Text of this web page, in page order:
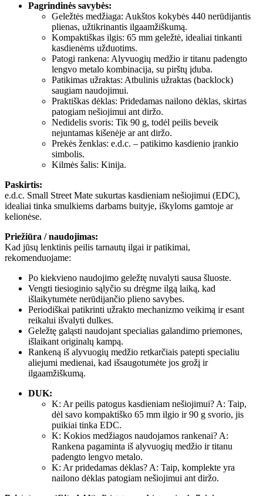
Pagrindinės savybės:
Geležtės medžiaga: Aukštos kokybės 440 nerūdijantis
plienas, užtikrinantis ilgaamžiškumą.
Kompaktiškas ilgis: 65 mm geležtė, idealiai tinkanti
kasdienėms užduotims.
Patogi rankena: Alyvuogių medžio ir titanu padengto
lengvo metalo kombinacija, su pirštų įduba.
Patikimas užraktas: Atbulinis užraktas (backlock)
saugiam naudojimui.
Praktiškas dėklas: Pridedamas nailono dėklas, skirtas
patogiam nešiojimui ant diržo.
Nedidelis svoris: Tik 90 g, todėl peilis beveik
nejuntamas kišenėje ar ant diržo.
Prekės ženklas: e.d.c. – patikimo kasdienio įrankio
simbolis.
Kilmės šalis: Kinija.
Paskirtis:
e.d.c. Small Street Mate sukurtas kasdieniam nešiojimui (EDC),
idealiai tinka smulkiems darbams buityje, iškyloms gamtoje ar
kelionėse.
Priežiūra / naudojimas:
Kad jūsų lenktinis peilis tarnautų ilgai ir patikimai,
rekomenduojame:
Po kiekvieno naudojimo geležtę nuvalyti sausa šluoste.
Vengti tiesioginio sąlyčio su drėgme ilgą laiką, kad
išlaikytumėte nerūdijančio plieno savybes.
Periodiškai patikrinti užrakto mechanizmo veikimą ir esant
reikalui išvalyti dulkes.
Geležtę galąsti naudojant specialias galandimo priemones,
išlaikant originalų kampą.
Rankeną iš alyvuogių medžio retkarčiais patepti specialiu
aliejumi medienai, kad išsaugotumėte jos grožį ir
ilgaamžiškumą.
DUK:
K: Ar peilis patogus kasdieniam nešiojimui? A: Taip,
dėl savo kompaktiško 65 mm ilgio ir 90 g svorio, jis
puikiai tinka EDC.
K: Kokios medžiagos naudojamos rankenai? A:
Rankena pagaminta iš alyvuogių medžio ir titanu
padengto lengvo metalo.
K: Ar pridedamas dėklas? A: Taip, komplekte yra
nailono dėklas patogiam nešiojimui ant diržo.